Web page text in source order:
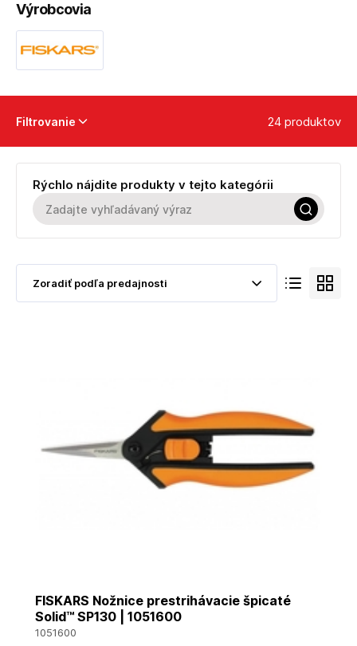
Výrobcovia
Filtrovanie 24 produktov
Rýchlo nájdite produkty v tejto kategórii
FISKARS Nožnice prestrihávacie špicaté
Solid™ SP130 | 1051600
1051600